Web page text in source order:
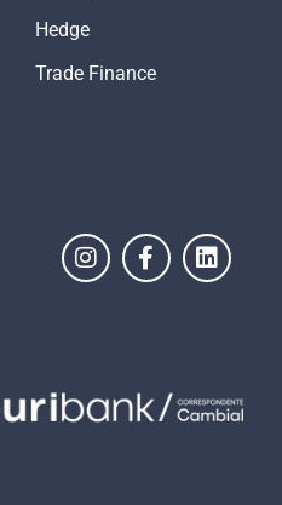
Hedge
Trade Finance